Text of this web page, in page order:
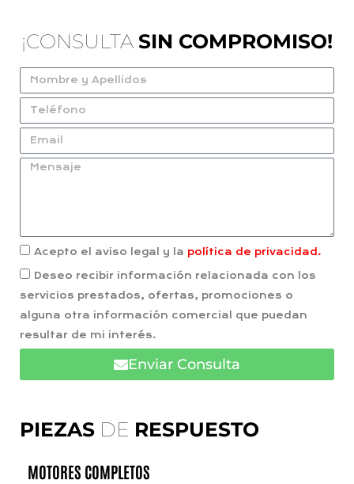
PIEZAS DE RESPUESTO
MOTORES COMPLETOS
¡CONSULTA SIN COMPROMISO!
Acepto el aviso legal y la política de privacidad.
Deseo recibir información relacionada con los
servicios prestados, ofertas, promociones o
alguna otra información comercial que puedan
resultar de mi interés.
Enviar Consulta